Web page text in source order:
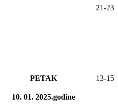
21-23
PETAK
10. 01. 2025.godine
13-15